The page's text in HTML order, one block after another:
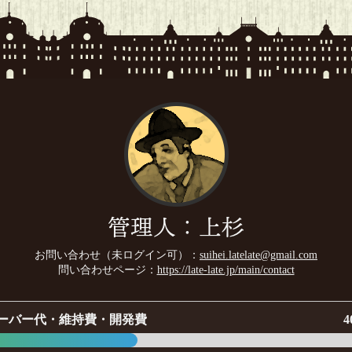
管理人：上杉
お問い合わせ（未ログイン可）： suihei.latelate@gmail.com
問い合わせページ： https://late-late.jp/main/contact
バー代・維持費・開発費